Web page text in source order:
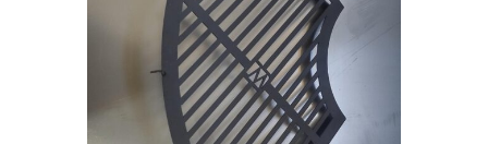
AGREGAR AL CARRITO / DETAILS